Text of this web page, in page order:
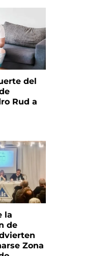
del
Rud a
la
de
Zona